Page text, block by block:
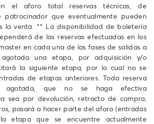
el aforo total reservas técnicas, de
patrocinador que eventualmente pueden
la venta. ** La disponibilidad de boletería
de las reservas efectuadas en los
en cada una de las fases de salidas a
una etapa, por adquisición y/o
la siguiente etapa, por lo cual no se
de etapas anteriores. Toda reserva
que no se haga efectiva
sea por devolución, retracto de compra,
pasará a hacer parte del aforo (entradas
etapa que se encuentre actualmente